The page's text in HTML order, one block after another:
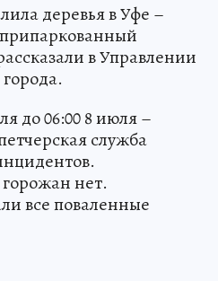
деревья в Уфе –
в Управлении
до 06:00 8 июля –
служба
нет.
все поваленные